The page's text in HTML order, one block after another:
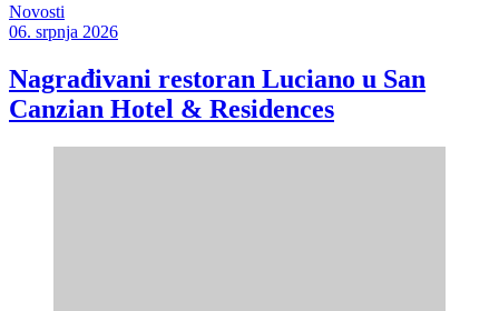
Novosti
06. srpnja 2026
Nagrađivani restoran Luciano u San
Canzian Hotel & Residences